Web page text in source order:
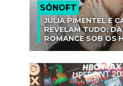
SÓNOFT
JULIA PIMENTEL E
REVELAM TUDO:
ROMANCE SOB OS